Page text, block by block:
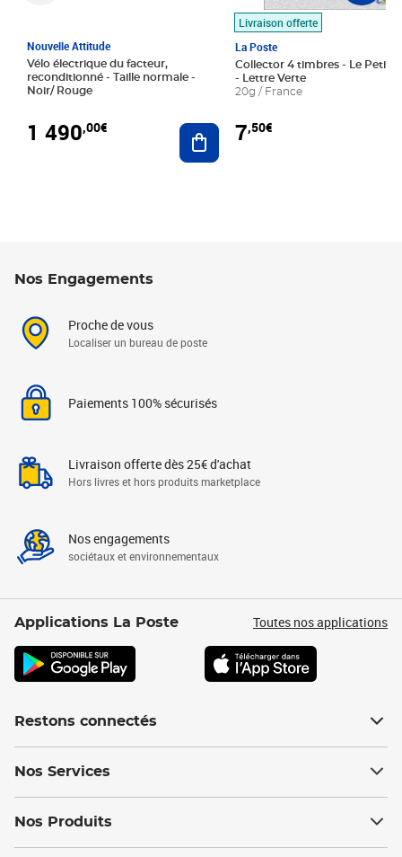
Nouvelle Attitude
Vélo électrique du facteur,
reconditionné - Taille normale -
Noir/ Rouge
1 490,00€ Ajouter au panier
Livraison offerte
La Poste
Collector 4 timbres - Le Petit
- Lettre Verte
20g / France
7,50€
Nos Engagements
Proche de vous
Localiser un bureau de poste
Paiements 100% sécurisés
Livraison offerte dès 25€ d'achat
Hors livres et hors produits marketplace
Nos engagements
sociétaux et environnementaux
Applications La Poste Toutes nos applications
Restons connectés
Nos Services
Nos Produits